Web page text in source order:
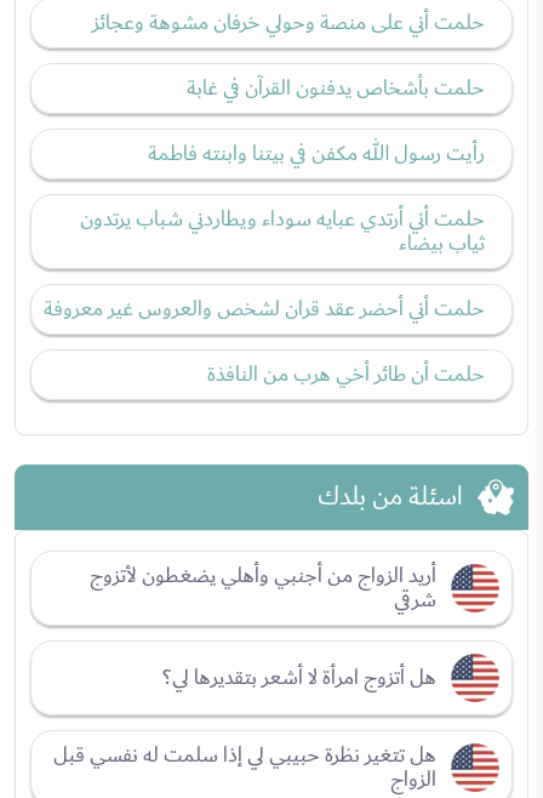
حلمت أني على منصة وحولي خرفان مشوهة وعجائز
حلمت بأشخاص يدفنون القرآن في غابة
رأيت رسول الله مكفن في بيتنا وابنته فاطمة
حلمت أني أرتدي عبايه سوداء ويطاردني شباب يرتدون
ثياب بيضاء
حلمت أني أحضر عقد قران لشخص والعروس غير معروفة
حلمت أن طائر أخي هرب من النافذة
اسئلة من بلدك
أريد الزواج من أجنبي وأهلي يضغطون لأتزوج
شرقي
هل أتزوج امرأة لا أشعر بتقديرها لي؟
هل تتغير نظرة حبيبي لي إذا سلمت له نفسي قبل
الزواج